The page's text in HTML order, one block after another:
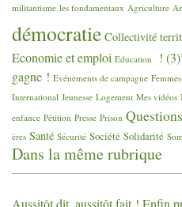
militantisme les fondamentaux Agriculture
démocratie Collectivité
Economie et emploi Education
!
gagne ! Evénements de campagne Femmes
International Jeunesse Logement Mes vidéos
enfance Pétition Presse Prison
ères Santé Sécurité Société Solidarité
Dans la même rubrique
Aussitôt dit, aussitôt fait ! Enfin